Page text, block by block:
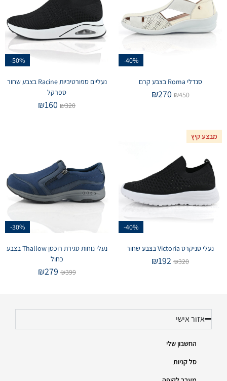
-40%
סנדלי Roma בצבע קרם
₪450
₪270
-50%
נעליים ספורטיביות Racine בצבע שחור
ספרקל
₪320
₪160
מבצע קיץ
-40%
נעלי סניקרס Victoria בצבע שחור
₪320
₪192
-30%
נעלי נוחות סגירת רוכסן Thallow בצבע
כחול
₪399
₪279
אזור אישי
החשבון שלי
סל קניות